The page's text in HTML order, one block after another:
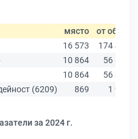
място от общо
16 573
174 403
10 864
56 378
10 864
56 378
(6209)
869 1 961
за 2024 г.